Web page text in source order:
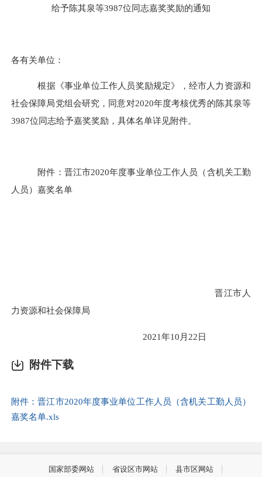
给予陈其泉等3987位同志嘉奖奖励的通知
各有关单位 ：
根据《事业单位工作人员奖励规定》 ， 经市人力资源和
社会保障局党组会研究 ， 同意对2020年度考核优秀的陈其泉等
3987位同志给予嘉奖奖励 ，具体名单详见附件。
附件： 晋江市2020年度事业单位工作人员（含机关工勤
人员）嘉奖名单
晋江市人
力资源和社会保障局
2021年10 月 22日
附件下载
附件：晋江市2020年度事业单位工作人员（含机关工勤人员）
嘉奖名单.xls
国家部委网站 省设区市网站 县市区网站